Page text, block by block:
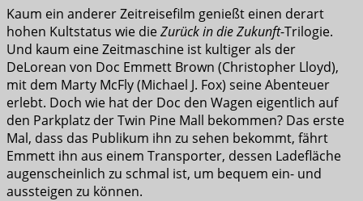
Kaum ein anderer Zeitreisefilm genießt einen derart
hohen Kultstatus wie dieZurück in die Zukunft-Trilogie.
Und kaum eine Zeitmaschine ist kultiger als der
DeLorean von Doc Emmett Brown (Christopher Lloyd),
mit dem Marty McFly (Michael J. Fox) seine Abenteuer
erlebt. Doch wie hat der Doc den Wagen eigentlich auf
den Parkplatz der Twin Pine Mall bekommen? Das erste
Mal, dass das Publikum ihn zu sehen bekommt, fährt
Emmett ihn aus einem Transporter, dessen Ladefläche
augenscheinlich zu schmal ist, um bequem ein- und
aussteigen zu können.